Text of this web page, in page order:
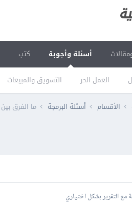
أسئلة وأجوبة
العمل الحر التسويق والمبيعات
كتب
الأقسام أسئلة البرمجة ما الفرق بين where و having في قواعد بيانات SQL
مع التقرير بشكل اختياري